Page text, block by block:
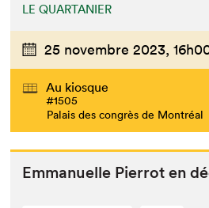
LE QUARTANIER
25 novembre 2023,
Au kiosque
#1505
Palais des congrès de Montréal
Emmanuelle Pier­rot en